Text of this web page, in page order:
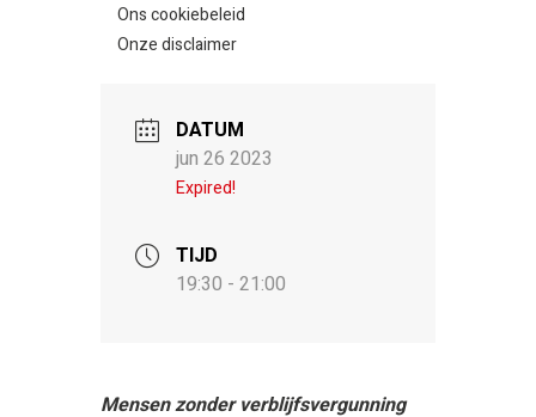
Ons cookiebeleid
Onze disclaimer
DATUM
jun 26 2023
Expired!
TIJD
19:30 - 21:00
Mensen zonder verblijfsvergunning